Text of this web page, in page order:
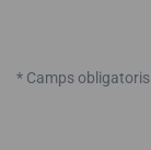
* Camps obligatoris